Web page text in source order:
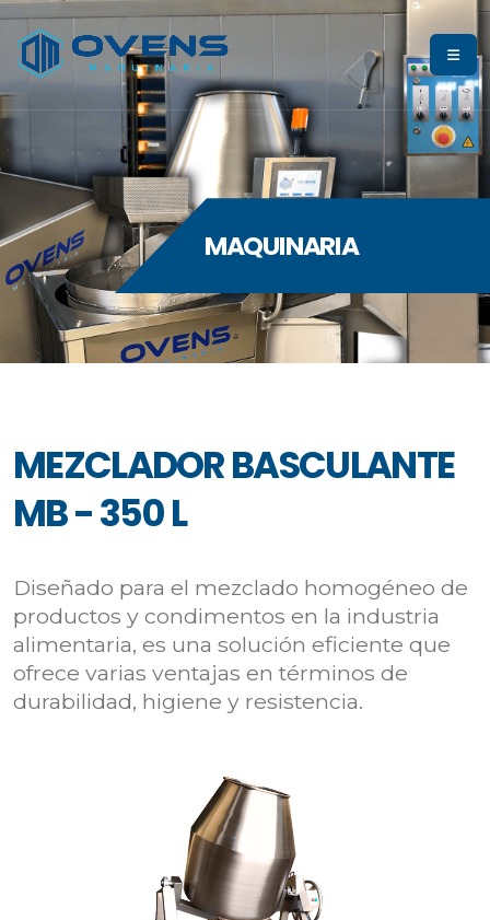
MAQUINARIA
MEZCLADOR BASCULANTE
MB - 350 L
Diseñado para el mezclado homogéneo de
productos y condimentos en la industria
alimentaria, es una solución eficiente que
ofrece varias ventajas en términos de
durabilidad, higiene y resistencia.